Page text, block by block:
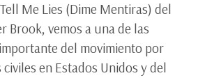
Me Lies (Dime Mentiras) del
Brook, vemos a una de las
del movimiento por
en Estados Unidos y del